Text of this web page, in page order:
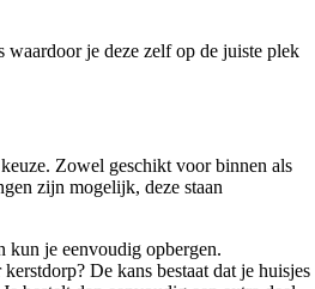
waardoor je deze zelf op de juiste plek
Zowel geschikt voor binnen als
zijn mogelijk, deze staan
kun je eenvoudig opbergen.
De kans bestaat dat je huisjes